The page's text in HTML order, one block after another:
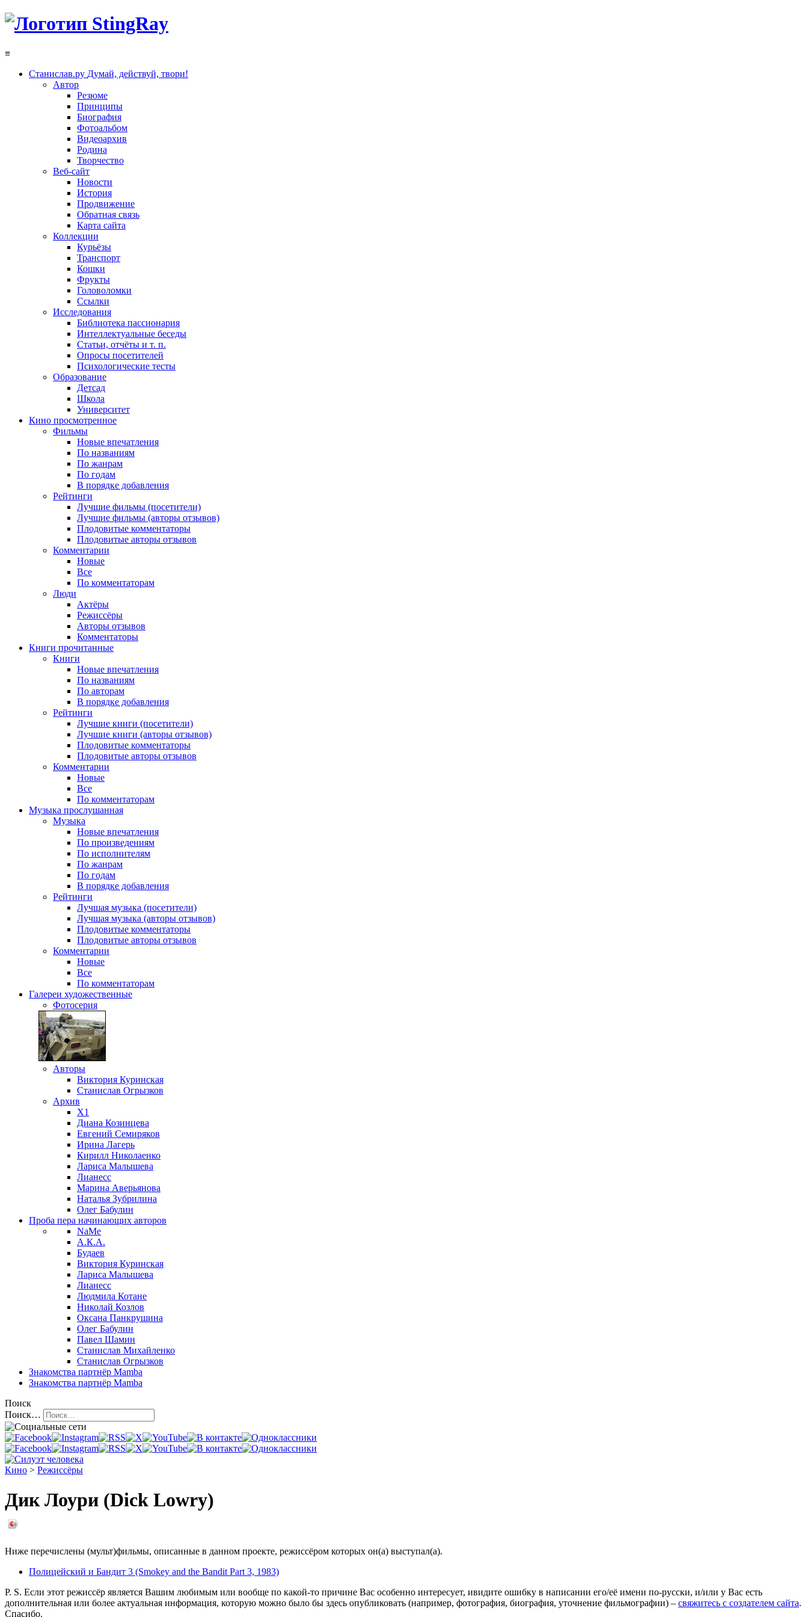
≡
Станислав.ру Думай, действуй, твори!
Автор
Резюме
Принципы
Биография
Фотоальбом
Видеоархив
Родина
Творчество
Веб-сайт
Новости
История
Продвижение
Обратная связь
Карта сайта
Коллекции
Курьёзы
Транспорт
Кошки
Фрукты
Головоломки
Ссылки
Исследования
Библиотека пассионария
Интеллектуальные беседы
Статьи, отчёты и т. п.
Опросы посетителей
Психологические тесты
Образование
Детсад
Школа
Университет
Кино просмотренное
Фильмы
Новые впечатления
По названиям
По жанрам
По годам
В порядке добавления
Рейтинги
Лучшие фильмы (посетители)
Лучшие фильмы (авторы отзывов)
Плодовитые комментаторы
Плодовитые авторы отзывов
Комментарии
Новые
Все
По комментаторам
Люди
Актёры
Режиссёры
Авторы отзывов
Комментаторы
Книги прочитанные
Книги
Новые впечатления
По названиям
По авторам
В порядке добавления
Рейтинги
Лучшие книги (посетители)
Лучшие книги (авторы отзывов)
Плодовитые комментаторы
Плодовитые авторы отзывов
Комментарии
Новые
Все
По комментаторам
Музыка прослушанная
Музыка
Новые впечатления
По произведениям
По исполнителям
По жанрам
По годам
В порядке добавления
Рейтинги
Лучшая музыка (посетители)
Лучшая музыка (авторы отзывов)
Плодовитые комментаторы
Плодовитые авторы отзывов
Комментарии
Новые
Все
По комментаторам
Галереи художественные
Фотосерия
Авторы
Виктория Куринская
Станислав Огрызков
Архив
X1
Диана Козинцева
Евгений Семиряков
Ирина Лагерь
Кирилл Николаенко
Лариса Малышева
Лианесс
Марина Аверьянова
Наталья Зубрилина
Олег Бабулин
Проба пера начинающих авторов
NaMe
А.К.А.
Будаев
Виктория Куринская
Лариса Малышева
Лианесс
Людмила Котане
Николай Козлов
Оксана Панкрушина
Олег Бабулин
Павел Шамин
Станислав Михайленко
Станислав Огрызков
Знакомства партнёр Mamba
Знакомства партнёр Mamba
Поиск
Поиск…
Кино > Режиссёры
Дик Лоури (Dick Lowry)
Ниже перечислены (мульт)фильмы, описанные в данном проекте, режиссёром которых он(а) выступал(а).
Полицейский и Бандит 3 (Smokey and the Bandit Part 3, 1983)
P. S. Если этот режиссёр является Вашим любимым или вообще по какой-то причине Вас особенно интересует, ивидите ошибку в написании его/её имени по-русски, и/или у Вас есть
дополнительная или более актуальная информация, которую можно было бы здесь опубликовать (например, фотография, биография, уточнение фильмографии) – свяжитесь с создателем сайта.
Спасибо.